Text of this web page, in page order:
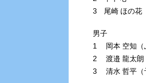
3 尾崎 ほの花
男子
1 岡本 空知（
2 渡邉 龍太朗
3 清水 哲平（